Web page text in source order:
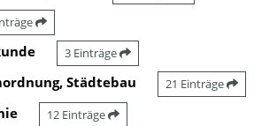
3 Einträge
Städtebau 21 Einträge
12 Einträge